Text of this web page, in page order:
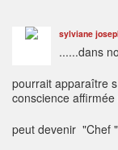
sylviane
......dans
pourrait apparaître
conscience
peut devenir "Chef "